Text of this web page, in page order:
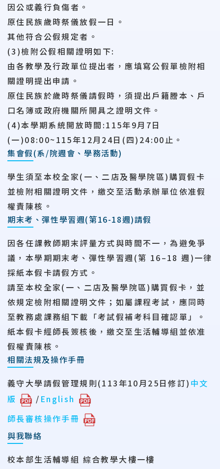
因公或義行負傷者。
原住民族歲時祭儀放假一日。
其他符合公假規定者。
(3)檢附公假相關證明如下:
由各教學及行政單位提出者，應填寫公假單檢附相
關證明提出申請。
原住民族於歲時祭儀請假時，須提出戶籍謄本、戶
口名簿或政府機關所開具之證明文件。
(4)本學期系統開放時間:115年9月7日
(一)08:00~115年12月24日(四)24:00止。
集會假(系/院週會、學務活動)
學生須至本校全家(一、二店及醫學院區)購買假卡
並檢附相關證明文件，繳交至活動承辦單位依准假
權責陳核。
期末考、彈性學習週(第16-18週)請假
因各任課教師期末評量方式與時間不一，為避免爭
議，本學期期末考、彈性學習週(第 16–18 週)一律
採紙本假卡請假方式。
請至本校全家(一、二店及醫學院區)購買假卡， 並
依規定檢附相關證明文件；如屬課程考試，應同時
至教務處課務組下載「考試假補考科目確認單」。
紙本假卡經師長簽核後，繳交至生活輔導組並依准
假權責陳核。
相關法規及操作手冊
義守大學請假管理規則(113年10月25日修訂) 中文
版
/ English
師長審核操作手冊
與我聯絡
校本部生活輔導組 綜合教學大樓一樓